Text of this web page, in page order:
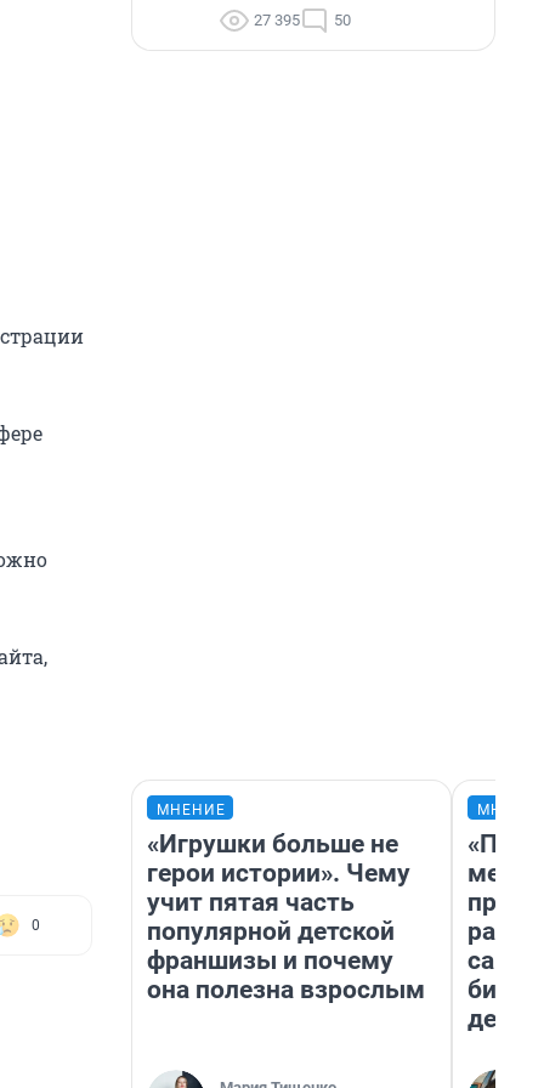
0
27 395 50
МНЕНИЕ
«Игрушки больше не
герои истории». Чему
учит пятая часть
популярной детской
франшизы и почему
она полезна взрослым